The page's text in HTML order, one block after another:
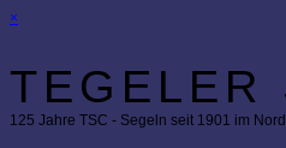
×
TEGELER
125 Jahre TSC - Segeln seit 1901 im